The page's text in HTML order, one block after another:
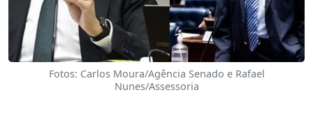
Fotos: Carlos Moura/Agência Senado e Rafael
Nunes/Assessoria